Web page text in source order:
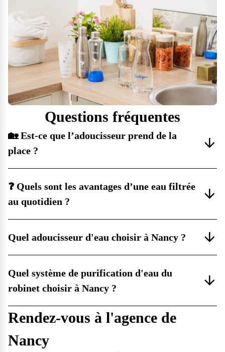
Questions fréquentes
🏡 Est-ce que l’adoucisseur prend de la
place ?
❓ Quels sont les avantages d’une eau filtrée
au quotidien ?
Quel adoucisseur d'eau choisir à Nancy ?
Quel système de purification d'eau du
robinet choisir à Nancy ?
Rendez-vous à l'agence de
Nancy